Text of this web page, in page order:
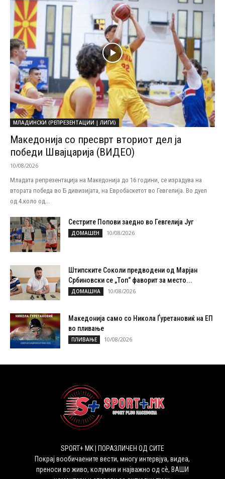
МЛАДИНСКИ (РЕПРЕЗЕНТАЦИИ | ЛИГИ)
Македонија со пресврт вториот дел ја
победи Швајцарија (ВИДЕО)
10/08/2026
Младата репрезентација на Македонија до 16 години, се израдува на
втората победа во Б дивизијата, на Евробаскетот во Гевгелија. Во дуел
од 4.коло од...
Сестрите Попови заедно во Гевгелија Југ
ДОМАШЕН 10/08/2026
Штипските Соколи предводени од Марјан
Србиновски се „Топ“ фаворит за место...
ДОМАШНА 10/08/2026
Македонија само со Никола Ѓуретановиќ на ЕП
во пливање
ПЛИВАЊЕ 10/08/2026
SPORT+ MK | ПОРАЗЛИЧЕН ОД СИТЕ
Покрај вообичаените вести, многу интервјуа, видеа,
преноси во живо, колумни и најважно од сѐ, ВАШИ